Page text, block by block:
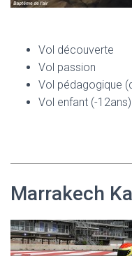
Vol découverte
Vol passion
Vol pédagogique
Vol enfant (-12ans)
Marrakech